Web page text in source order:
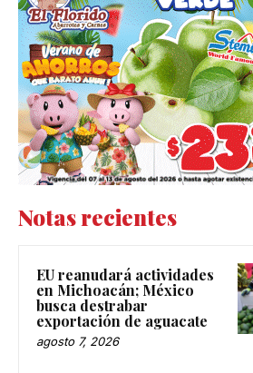
Notas recientes
EU reanudará actividades
en Michoacán; México
busca destrabar
exportación de aguacate
agosto 7, 2026